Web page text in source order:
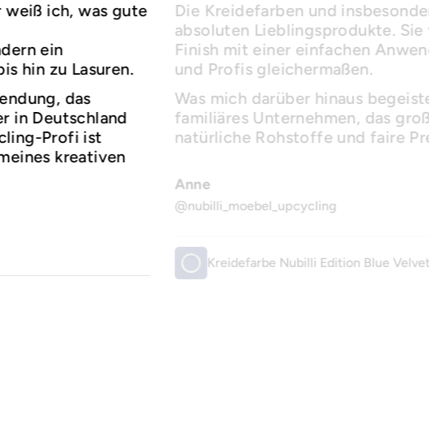
ich, was gute
ein
hin zu Lasuren.
das
in Deutschland
Profi ist
kreativen
Die Kreidefarben und
absoluten Lieblingsprodukte.
Finish mit einer einfachen
und Profis gleichermaßen.
Was mich darüber hinaus
familiäres Unternehmen, das
natürliche Rohstoffe und faire
Anne
@nubilli_moebel_upcycling
Kreidefarbe Nubilli Edition Blue